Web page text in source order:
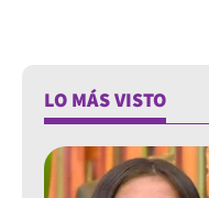
LO MÁS VISTO